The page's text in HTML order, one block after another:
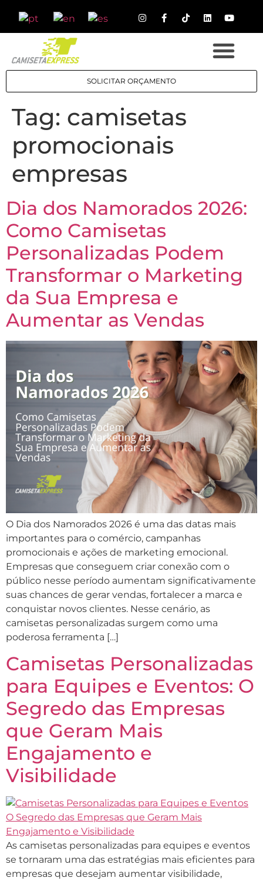
SOLICITAR ORÇAMENTO
Tag: camisetas
promocionais
empresas
Dia dos Namorados 2026:
Como Camisetas
Personalizadas Podem
Transformar o Marketing
da Sua Empresa e
Aumentar as Vendas
O Dia dos Namorados 2026 é uma das datas mais
importantes para o comércio, campanhas
promocionais e ações de marketing emocional.
Empresas que conseguem criar conexão com o
público nesse período aumentam significativamente
suas chances de gerar vendas, fortalecer a marca e
conquistar novos clientes. Nesse cenário, as
camisetas personalizadas surgem como uma
poderosa ferramenta […]
Camisetas Personalizadas
para Equipes e Eventos: O
Segredo das Empresas
que Geram Mais
Engajamento e
Visibilidade
As camisetas personalizadas para equipes e eventos
se tornaram uma das estratégias mais eficientes para
empresas que desejam aumentar visibilidade,